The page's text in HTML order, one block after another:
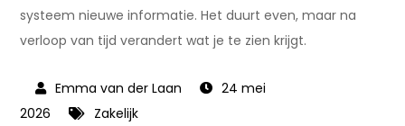
systeem nieuwe informatie. Het duurt even, maar na
verloop van tijd verandert wat je te zien krijgt.
24 mei
2026
Zakelijk